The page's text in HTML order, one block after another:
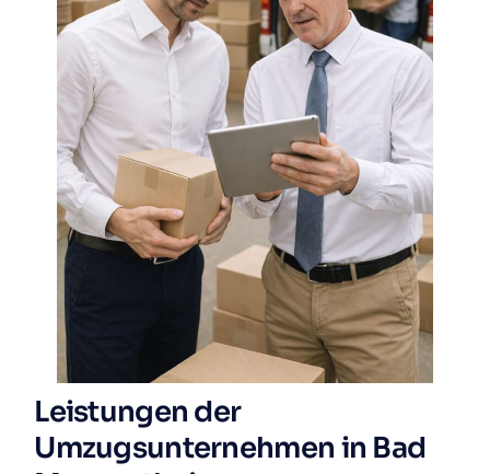
Leistungen der
Umzugsunternehmen in Bad